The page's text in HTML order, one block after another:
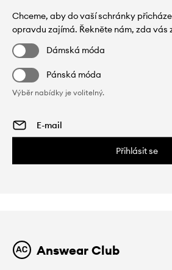
Chceme, aby do vaší schránky
opravdu zajímá. Řekněte nám, zda vás
Dámská móda
Pánská móda
Výběr nabídky je volitelný.
Přihlásit se
Answear Club